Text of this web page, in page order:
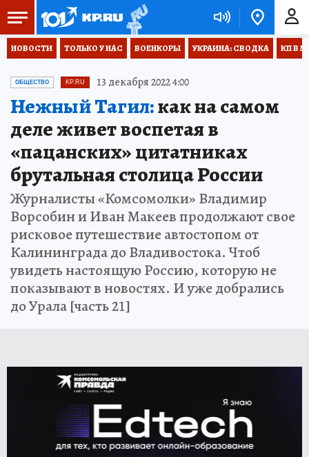
НОВОСТИ ТОЛЬКО У НАС ВОЕНКОРЫ УКРАИНА: СВОДКА КП В
ОБЩЕСТВО KP.RU 13 декабря 2022 4:00
Нежный Тагил:как на самом
деле живет воспетая в
«пацанских» цитатниках
брутальная столица России
Журналисты «Комсомолки» Владимир
Ворсобин и Иван Макеев продолжают свое
рисковое путешествие автостопом от
Калининграда до Владивостока. Чтоб
увидеть настоящую Россию, которую не
показывают в новостях. И уже добрались
до Урала [часть 21]